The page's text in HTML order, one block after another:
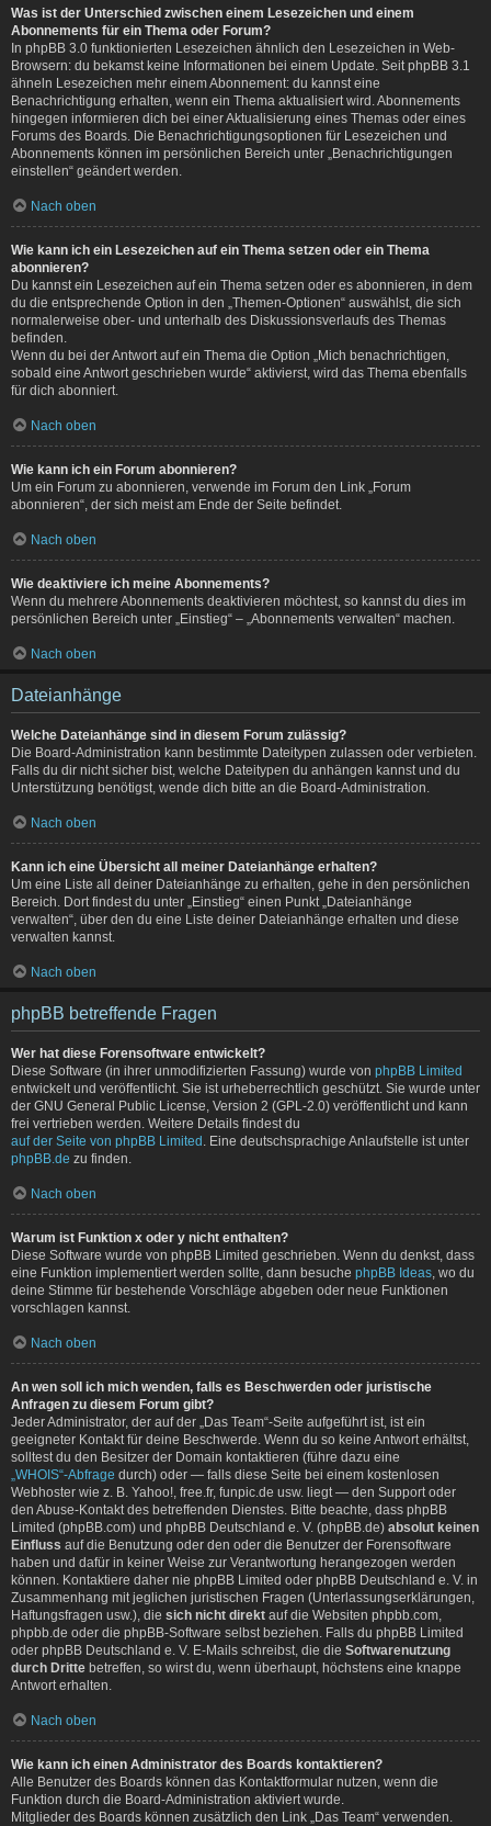
Was ist der Unterschied zwischen einem Lesezeichen und einem
Abonnements für ein Thema oder Forum?
In phpBB 3.0 funktionierten Lesezeichen ähnlich den Lesezeichen in Web-
Browsern: du bekamst keine Informationen bei einem Update. Seit phpBB 3.1
ähneln Lesezeichen mehr einem Abonnement: du kannst eine
Benachrichtigung erhalten, wenn ein Thema aktualisiert wird. Abonnements
hingegen informieren dich bei einer Aktualisierung eines Themas oder eines
Forums des Boards. Die Benachrichtigungsoptionen für Lesezeichen und
Abonnements können im persönlichen Bereich unter „Benachrichtigungen
einstellen“ geändert werden.
Nach oben
Wie kann ich ein Lesezeichen auf ein Thema setzen oder ein Thema
abonnieren?
Du kannst ein Lesezeichen auf ein Thema setzen oder es abonnieren, in dem
du die entsprechende Option in den „Themen-Optionen“ auswählst, die sich
normalerweise ober- und unterhalb des Diskussionsverlaufs des Themas
befinden.
Wenn du bei der Antwort auf ein Thema die Option „Mich benachrichtigen,
sobald eine Antwort geschrieben wurde“ aktivierst, wird das Thema ebenfalls
für dich abonniert.
Nach oben
Wie kann ich ein Forum abonnieren?
Um ein Forum zu abonnieren, verwende im Forum den Link „Forum
abonnieren“, der sich meist am Ende der Seite befindet.
Nach oben
Wie deaktiviere ich meine Abonnements?
Wenn du mehrere Abonnements deaktivieren möchtest, so kannst du dies im
persönlichen Bereich unter „Einstieg“ – „Abonnements verwalten“ machen.
Nach oben
Dateianhänge
Welche Dateianhänge sind in diesem Forum zulässig?
Die Board-Administration kann bestimmte Dateitypen zulassen oder verbieten.
Falls du dir nicht sicher bist, welche Dateitypen du anhängen kannst und du
Unterstützung benötigst, wende dich bitte an die Board-Administration.
Nach oben
Kann ich eine Übersicht all meiner Dateianhänge erhalten?
Um eine Liste all deiner Dateianhänge zu erhalten, gehe in den persönlichen
Bereich. Dort findest du unter „Einstieg“ einen Punkt „Dateianhänge
verwalten“, über den du eine Liste deiner Dateianhänge erhalten und diese
verwalten kannst.
Nach oben
phpBB betreffende Fragen
Wer hat diese Forensoftware entwickelt?
Diese Software (in ihrer unmodifizierten Fassung) wurde von phpBB Limited
entwickelt und veröffentlicht. Sie ist urheberrechtlich geschützt. Sie wurde unter
der GNU General Public License, Version 2 (GPL-2.0) veröffentlicht und kann
frei vertrieben werden. Weitere Details findest du
auf der Seite von phpBB Limited . Eine deutschsprachige Anlaufstelle ist unter
phpBB.de zu finden.
Nach oben
Warum ist Funktion x oder y nicht enthalten?
Diese Software wurde von phpBB Limited geschrieben. Wenn du denkst, dass
eine Funktion implementiert werden sollte, dann besuche phpBB Ideas , wo du
deine Stimme für bestehende Vorschläge abgeben oder neue Funktionen
vorschlagen kannst.
Nach oben
An wen soll ich mich wenden, falls es Beschwerden oder juristische
Anfragen zu diesem Forum gibt?
Jeder Administrator, der auf der „Das Team“-Seite aufgeführt ist, ist ein
geeigneter Kontakt für deine Beschwerde. Wenn du so keine Antwort erhältst,
solltest du den Besitzer der Domain kontaktieren (führe dazu eine
„WHOIS“-Abfrage durch) oder — falls diese Seite bei einem kostenlosen
Webhoster wie z. B. Yahoo!, free.fr, funpic.de usw. liegt — den Support oder
den Abuse-Kontakt des betreffenden Dienstes. Bitte beachte, dass phpBB
Limited (phpBB.com) und phpBB Deutschland e. V. (phpBB.de) absolut keinen
Einfluss auf die Benutzung oder den oder die Benutzer der Forensoftware
haben und dafür in keiner Weise zur Verantwortung herangezogen werden
können. Kontaktiere daher nie phpBB Limited oder phpBB Deutschland e. V. in
Zusammenhang mit jeglichen juristischen Fragen (Unterlassungserklärungen,
Haftungsfragen usw.), die sich nicht direkt auf die Websiten phpbb.com,
phpbb.de oder die phpBB-Software selbst beziehen. Falls du phpBB Limited
oder phpBB Deutschland e. V. E-Mails schreibst, die die Softwarenutzung
durch Dritte betreffen, so wirst du, wenn überhaupt, höchstens eine knappe
Antwort erhalten.
Nach oben
Wie kann ich einen Administrator des Boards kontaktieren?
Alle Benutzer des Boards können das Kontaktformular nutzen, wenn die
Funktion durch die Board-Administration aktiviert wurde.
Mitglieder des Boards können zusätzlich den Link „Das Team“ verwenden.